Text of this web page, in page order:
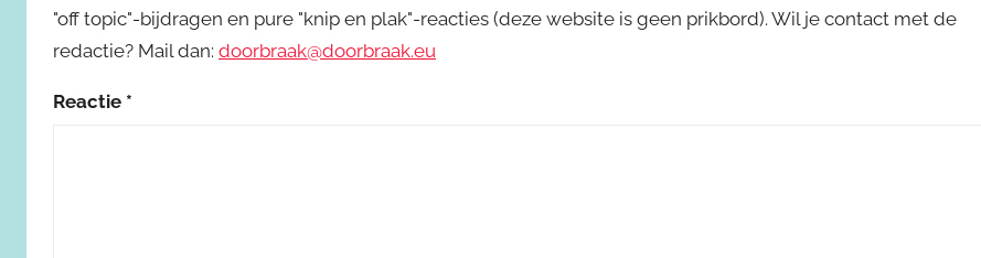
"off topic"-bijdragen en pure "knip en plak"-reacties (deze website is geen prikbord). Wil je contact met de
redactie? Mail dan: doorbraak@doorbraak.eu
Reactie *